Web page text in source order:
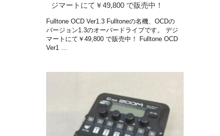
ジマートにて￥49,800 で販売中！
Fulltone OCD Ver1.3 Fulltoneの名機、OCDの
バージョン1.3のオーバードライブです。 デジ
マートにて￥49,800 で販売中！ Fulltone OCD
Ver1 …